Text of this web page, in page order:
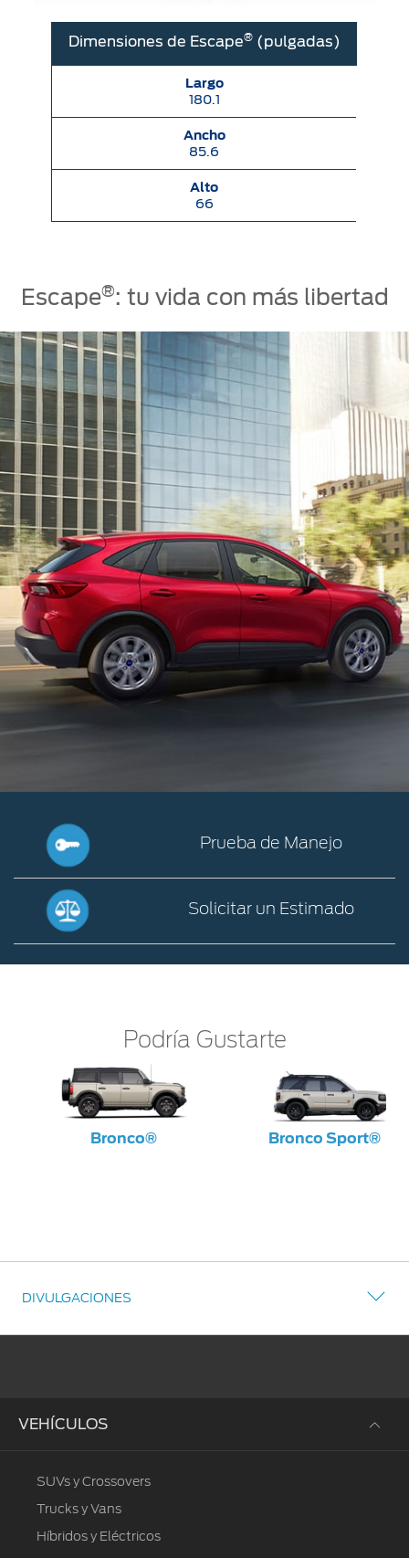
Dimensiones de Escape®(pulgadas)
Largo
180.1
Ancho
85.6
Alto
66
Escape®: tu vida con más libertad
Prueba
Manejo
Prueba de Manejo
Solicitar un Estimado
Podría Gustarte
Bronco® Bronco Sport®
DIVULGACIONES
VEHÍCULOS
SUVs y Crossovers
Trucks y Vans
Híbridos y Eléctricos